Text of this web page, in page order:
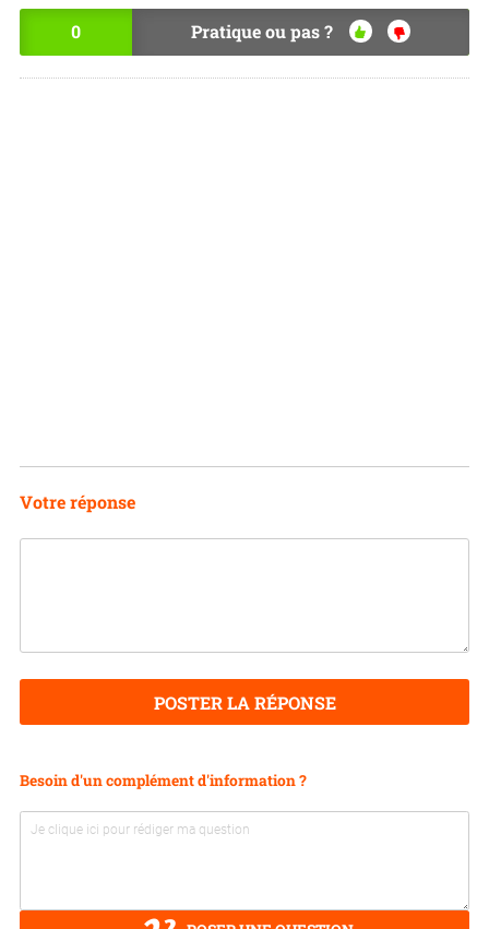
0 Pratique ou pas ?
OU
I
NO
Votre réponse
POSTER LA RÉPONSE
Besoin d'un complément d'information ?